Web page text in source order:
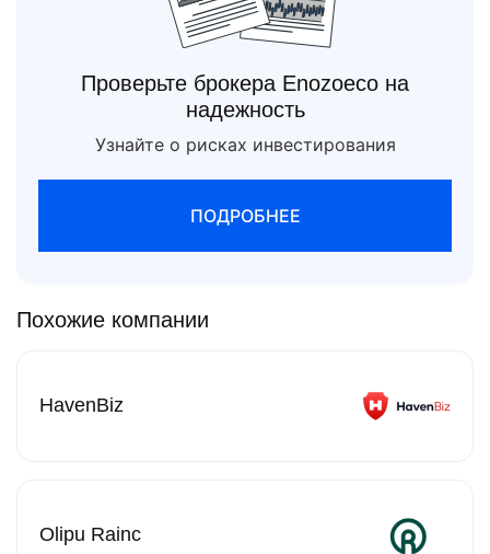
Проверьте брокера Enozoeco на
надежность
Узнайте о рисках инвестирования
ПОДРОБНЕЕ
Похожие компании
HavenBiz
Olipu Rainc